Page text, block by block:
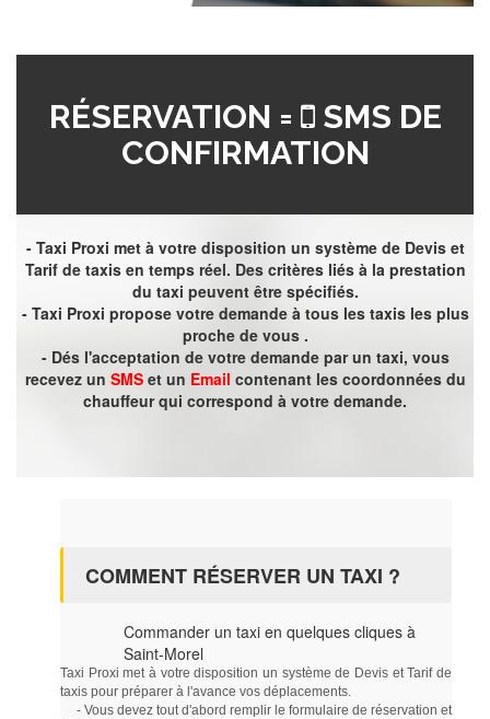
RÉSERVATION =
SMS DE
CONFIRMATION
- Taxi Proxi met à votre disposition un système de Devis et
Tarif de taxis en temps réel. Des critères liés à la prestation
du taxi peuvent être spécifiés.
- Taxi Proxi propose votre demande à tous les taxis les plus
proche de vous .
- Dés l'acceptation de votre demande par un taxi, vous
recevez un SMSet un Email contenant les coordonnées du
chauffeur qui correspond à votre demande.
COMMENT RÉSERVER UN TAXI ?
Commander un taxi en quelques cliques à
Saint-Morel
Taxi Proxi met à votre disposition un système de Devis et Tarif de
taxis pour préparer à l'avance vos déplacements.
- Vous devez tout d'abord remplir le formulaire de réservation et